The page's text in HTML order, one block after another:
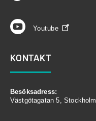
Youtube
KONTAKT
Besöksadress:
Västgötagatan 5, Stockholm